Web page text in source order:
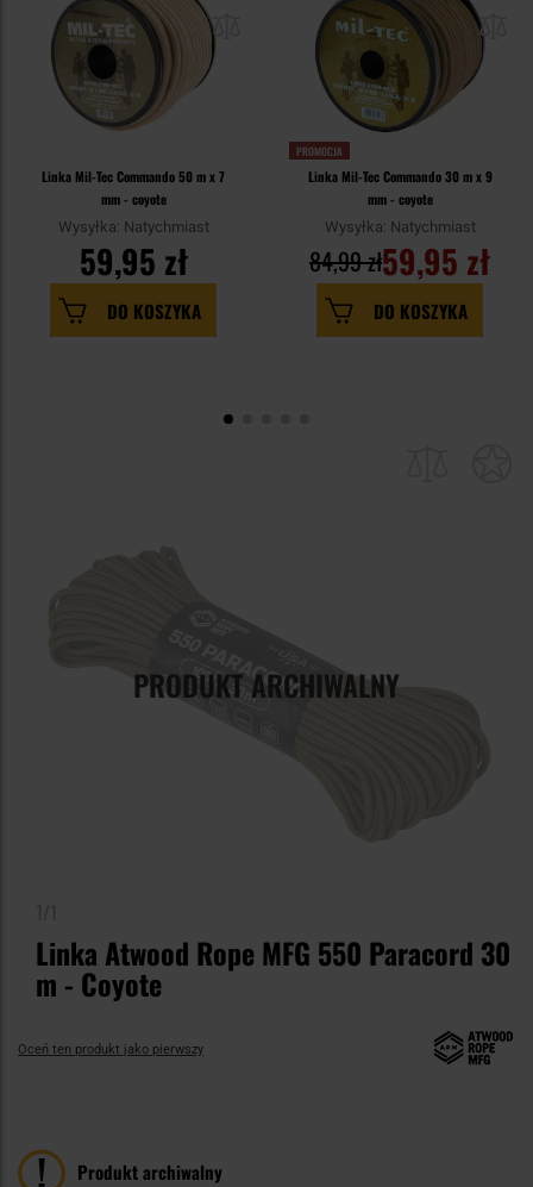
Linka Mil-Tec Commando 50 m x 7
mm - coyote
Wysyłka: Natychmiast
59,95 zł
DO KOSZYKA
PROMOCJA
Linka Mil-Tec Commando 30 m x 9
mm - coyote
Wysyłka: Natychmiast
59,95 zł
84,99 zł
DO KOSZYKA
PRODUKT ARCHIWALNY
Linka Atwood Rope MFG 550 Paracord 30
m - Coyote
Oceń ten produkt jako pierwszy
Produkt archiwalny